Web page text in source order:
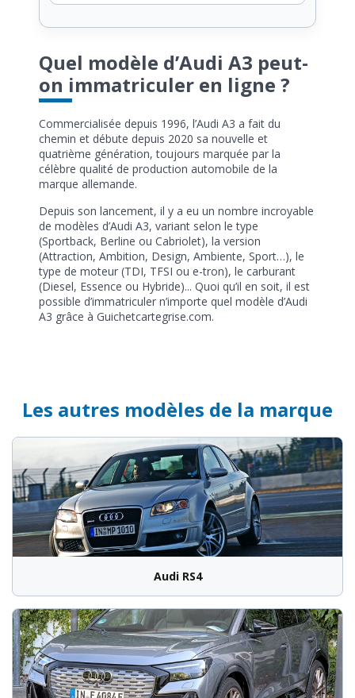
Quel modèle d’Audi A3 peut-
on immatriculer en ligne ?
Commercialisée depuis 1996, l’Audi A3 a fait du
chemin et débute depuis 2020 sa nouvelle et
quatrième génération, toujours marquée par la
célèbre qualité de production automobile de la
marque allemande.
Depuis son lancement, il y a eu un nombre incroyable
de modèles d’Audi A3, variant selon le type
(Sportback, Berline ou Cabriolet), la version
(Attraction, Ambition, Design, Ambiente, Sport…), le
type de moteur (TDI, TFSI ou e-tron), le carburant
(Diesel, Essence ou Hybride)... Quoi qu’il en soit, il est
possible d’immatriculer n’importe quel modèle d’Audi
A3 grâce à Guichetcartegrise.com.
Les autres modèles de la marque
Audi RS4